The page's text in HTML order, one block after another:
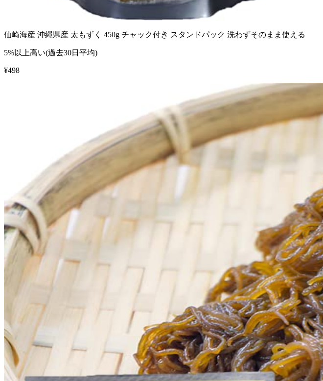
仙崎海産 沖縄県産 太もずく 450g チャック付き スタンドパック 洗わずそのまま使える
5%以上高い(過去30日平均)
¥498